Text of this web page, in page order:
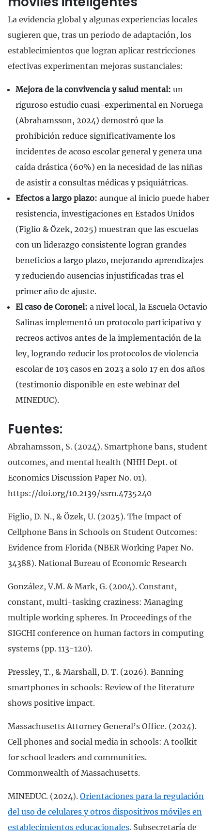
La evidencia global y algunas experiencias locales
sugieren que, tras un periodo de adaptación, los
establecimientos que logran aplicar restricciones
efectivas experimentan mejoras sustanciales:
Mejora de la convivencia y salud mental: un
riguroso estudio cuasi-experimental en Noruega
(Abrahamsson, 2024) demostró que la
prohibición reduce significativamente los
incidentes de acoso escolar general y genera una
caída drástica (60%) en la necesidad de las niñas
de asistir a consultas médicas y psiquiátricas.
Efectos a largo plazo: aunque al inicio puede haber
resistencia, investigaciones en Estados Unidos
(Figlio & Özek, 2025) muestran que las escuelas
con un liderazgo consistente logran grandes
beneficios a largo plazo, mejorando aprendizajes
y reduciendo ausencias injustificadas tras el
primer año de ajuste.
El caso de Coronel: a nivel local, la Escuela Octavio
Salinas implementó un protocolo participativo y
recreos activos antes de la implementación de la
ley, logrando reducir los protocolos de violencia
escolar de 103 casos en 2023 a solo 17 en dos años
(testimonio disponible en este webinar del
MINEDUC).
Fuentes:
Abrahamsson, S. (2024). Smartphone bans, student
outcomes, and mental health (NHH Dept. of
Economics Discussion Paper No. 01).
https://doi.org/10.2139/ssrn.4735240
Figlio, D. N., & Özek, U. (2025). The Impact of
Cellphone Bans in Schools on Student Outcomes:
Evidence from Florida (NBER Working Paper No.
34388). National Bureau of Economic Research
González, V.M. & Mark, G. (2004). Constant,
constant, multi-tasking craziness: Managing
multiple working spheres. In Proceedings of the
SIGCHI conference on human factors in computing
systems (pp. 113-120).
Pressley, T., & Marshall, D. T. (2026). Banning
smartphones in schools: Review of the literature
shows positive impact.
Massachusetts Attorney General’s Office. (2024).
Cell phones and social media in schools: A toolkit
for school leaders and communities.
Commonwealth of Massachusetts.
MINEDUC. (2024). Orientaciones para la regulación
del uso de celulares y otros dispositivos móviles en
establecimientos educacionales. Subsecretaría de